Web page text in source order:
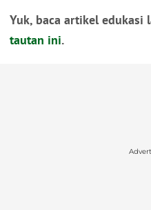
Yuk, baca artikel edukasi
tautan ini.